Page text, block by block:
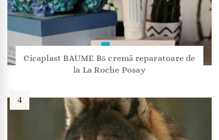
Cicaplast BAUME B5 cremă reparatoare de
la La Roche Posay